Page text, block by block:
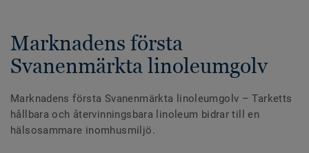
Marknadens första
Svanenmärkta linoleumgolv
Marknadens första Svanenmärkta linoleumgolv – Tarketts
hållbara och återvinningsbara linoleum bidrar till en
hälsosammare inomhusmiljö.